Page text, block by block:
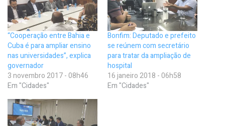
“Cooperação entre Bahia e
Cuba é para ampliar ensino
nas universidades”, explica
governador
3 novembro 2017 - 08h46
Em "Cidades"
Bonfim: Deputado e prefeito
se reúnem com secretário
para tratar da ampliação de
hospital
16 janeiro 2018 - 06h58
Em "Cidades"